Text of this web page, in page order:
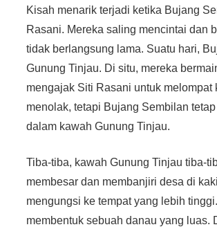
Kisah menarik terjadi ketika Bujang
Rasani. Mereka saling mencintai dan
tidak berlangsung lama. Suatu hari,
Gunung Tinjau. Di situ, mereka
mengajak Siti Rasani untuk
menolak, tetapi Bujang Sembilan
dalam kawah Gunung Tinjau.
Tiba-tiba, kawah Gunung Tinjau tiba-
membesar dan membanjiri desa di
mengungsi ke tempat yang lebih
membentuk sebuah danau yang luas.